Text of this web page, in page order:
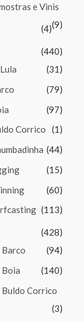
e Vinis
(9)
(4)
(440)
(31)
(79)
(97)
Corrico
(1)
(44)
(15)
(60)
(113)
(428)
(94)
(140)
Corrico
(3)